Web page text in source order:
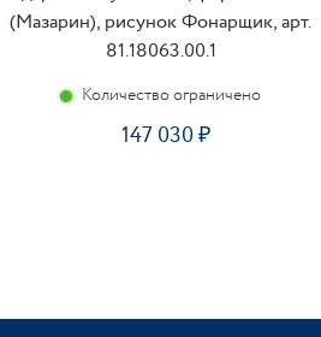
(Мазарин), рисунок Фонарщик, арт.
81.18063.00.1
Количество ограничено
147 030